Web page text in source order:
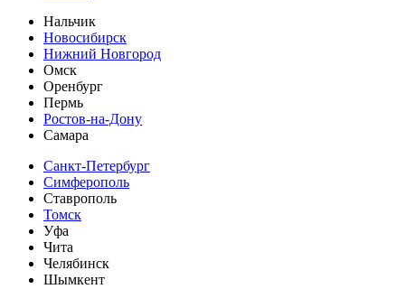
Нальчик
Новосибирск
Нижний Новгород
Омск
Оренбург
Пермь
Ростов-на-Дону
Самара
Санкт-Петербург
Симферополь
Ставрополь
Томск
Уфа
Чита
Челябинск
Шымкент